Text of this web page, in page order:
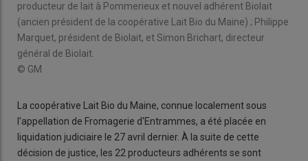
producteur de lait à Pommerieux et nouvel adhérent Biolait
(ancien président de la coopérative Lait Bio du Maine) ; Philippe
Marquet, président de Biolait, et Simon Brichart, directeur
général de Biolait.
© GM
La coopérative Lait Bio du Maine, connue localement sous
l'appellation de Fromagerie d'Entrammes, a été placée en
liquidation judiciaire le 27 avril dernier. À la suite de cette
décision de justice, les 22 producteurs adhérents se sont